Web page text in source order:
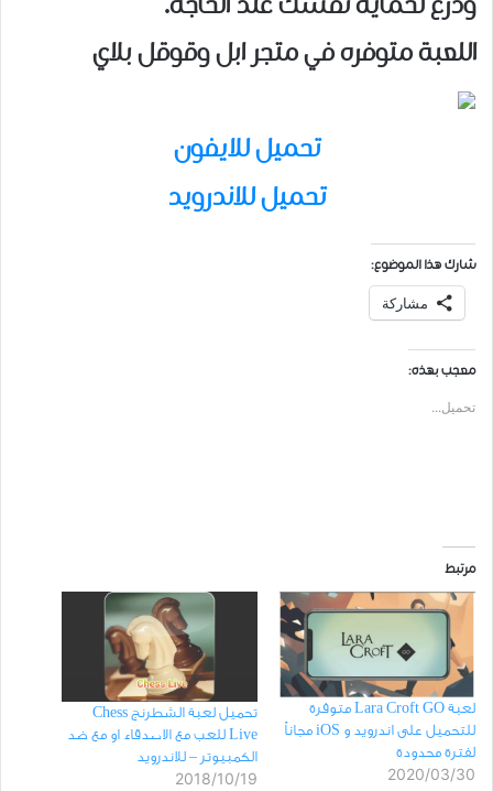
اللعبة متوفره في متجر ابل وقوقل بلاي
تحميل للايفون
تحميل للاندرويد
شارك هذا الموضوع:
مشاركة
معجب بهذه:
تحميل...
مرتبط
لعبة Lara Croft GO متوفرة
للتحميل على اندرويد و iOS مجاناً
لفترة محدودة
2020/03/30
تحميل لعبة الشطرنج Chess
Live للعب مع الاصدقاء او مع ضد
الكمبيوتر – للاندرويد
2018/10/19